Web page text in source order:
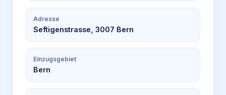
Adresse
Seftigenstrasse, 3007 Bern
Einzugsgebiet
Bern